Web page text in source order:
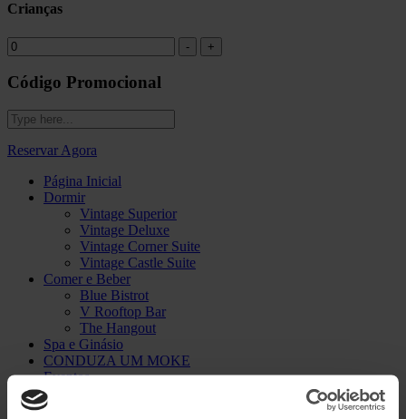
Crianças
Código Promocional
Reservar Agora
Página Inicial
Dormir
Vintage Superior
Vintage Deluxe
Vintage Corner Suite
Vintage Castle Suite
Comer e Beber
Blue Bistrot
V Rooftop Bar
The Hangout
Spa e Ginásio
CONDUZA UM MOKE
Eventos
The Creative Series
Galeria